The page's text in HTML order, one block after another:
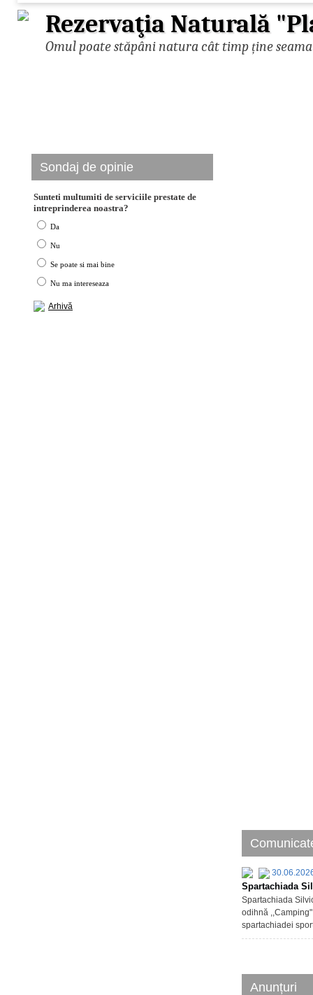
Rezervaţia Naturală
Omul poate stăpâni natura cât timp ține
Sondaj de opinie
Sunteti multumiti de serviciile prestate de
intreprinderea noastra?
Da
Nu
Se poate si mai bine
Nu ma intereseaza
Arhivă
Spartachiada
Spartachiada
odihnă
spartachiadei
Anunțuri